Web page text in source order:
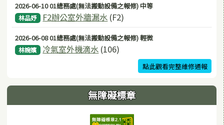
2026-06-10 01總務處(無法搬動設備之報修) 中等
林品妤 F2辦公室外牆漏水 (F2)
2026-06-08 01總務處(無法搬動設備之報修) 輕微
林婉嬪 冷氣室外機滴水 (106)
點此觀看完整維修通報
無障礙標章